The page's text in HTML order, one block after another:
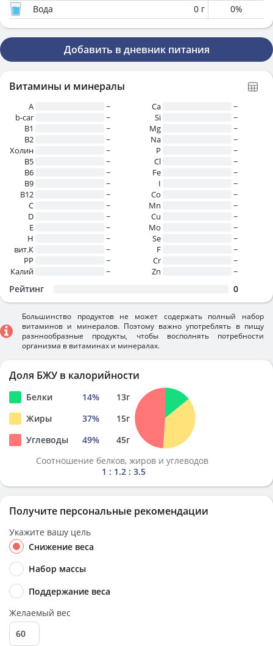
Вода
0 г 0%
Добавить в дневник питания
Витамины и минералы
A
~
b-car
~
В1
~
B2
~
Холин
~
B5
~
B6
~
B9
~
B12
~
C
~
D
~
E
~
H
~
вит.К
~
PP
~
Калий
~
Ca
~
Si
~
Mg
~
Na
~
P
~
Cl
~
Fe
~
I
~
Co
~
Mn
~
Cu
~
Mo
~
Se
~
F
~
Cr
~
Zn
~
Рейтинг 0
Большинство продуктов не может содержать полный набор
витаминов и минералов. Поэтому важно употреблять в пищу
разннообразные продукты, чтобы восполнять потребности
организма в витаминах и минералах.
Доля БЖУ в калорийности
Белки 14% 13г
Жиры
37% 15г
Углеводы
49% 45г
Соотношение белков, жиров и углеводов
1 : 1.2 : 3.5
Получите персональные рекомендации
Укажите вашу цель
Снижение веса
Набор массы
Поддержание веса
Желаемый вес